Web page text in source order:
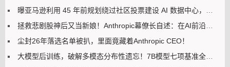
曝亚马逊利用 45 年前规划绕过社区投票建设 AI 数据中心，美国加州吉尔罗伊市民不满
拯救悲剧股神后又当新娘！Anthropic幕僚长自述：在AI前沿寻找上帝
尘封26年落选名单被扒，里面竟藏着Anthropic CEO！
大模型后训练，破解多模态分布性遗忘！7B模型七项基准全线提升